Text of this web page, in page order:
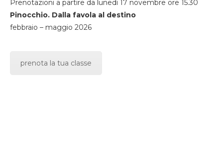
Prenotazioni a partire da lunedi 17 novembre ore 15.30
Pinocchio. Dalla favola al destino
febbraio – maggio 2026
prenota la tua classe